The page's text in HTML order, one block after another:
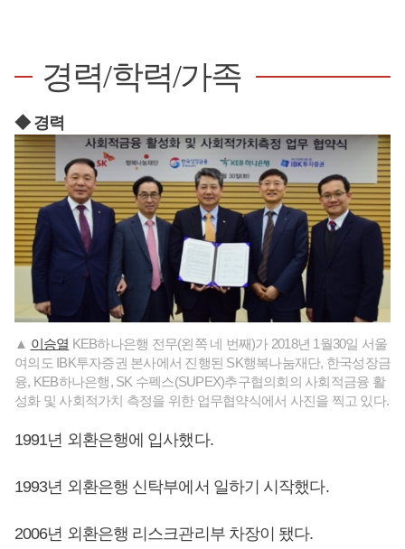
경력/학력/가족
◆ 경력
▲ 이승열 KEB하나은행 전무(왼쪽 네 번째)가 2018년 1월30일 서울
여의도 IBK투자증권 본사에서 진행된 SK행복나눔재단, 한국성장금
융, KEB하나은행, SK 수펙스(SUPEX)추구협의회의 사회적금융 활
성화 및 사회적가치 측정을 위한 업무협약식에서 사진을 찍고 있다.
1991년 외환은행에 입사했다.
1993년 외환은행 신탁부에서 일하기 시작했다.
2006년 외환은행 리스크관리부 차장이 됐다.